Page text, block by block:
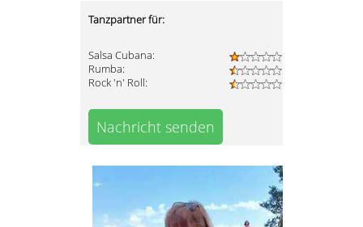
Tanzpartner für:
Salsa Cubana:
Rumba:
Rock 'n' Roll:
Nachricht senden